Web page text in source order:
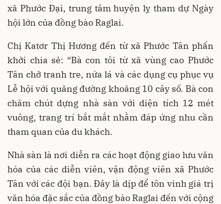
xã Phước Đại, trung tâm huyện lỵ tham dự Ngày
hội lớn của đồng bào Raglai.
Chị Katơr Thị Hương đến từ xã Phước Tân phấn
khởi chia sẻ: “Bà con tôi từ xã vùng cao Phước
Tân chở tranh tre, nứa lá và các dụng cụ phục vụ
Lễ hội với quãng đường khoảng 10 cây số. Bà con
chăm chút dựng nhà sàn với diện tích 12 mét
vuông, trang trí bắt mắt nhằm đáp ứng nhu cần
tham quan của du khách.
Nhà sàn là nơi diễn ra các hoạt động giao lưu văn
hóa của các diễn viên, vận động viên xã Phước
Tân với các đội bạn. Đây là dịp để tôn vinh giá trị
văn hóa đặc sắc của đồng bào Raglai đến với cộng